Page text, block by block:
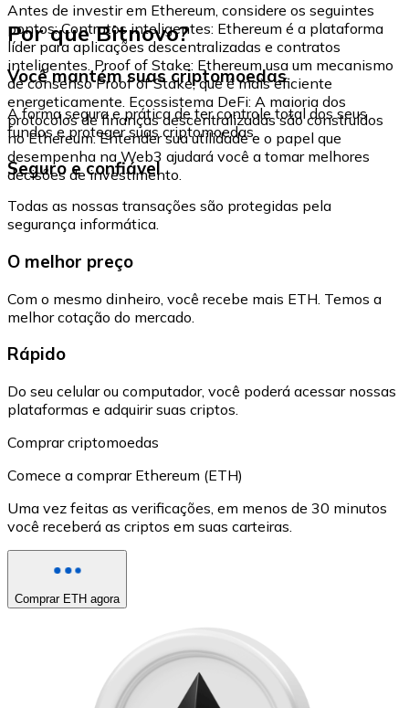
Antes de investir em Ethereum, considere os seguintes
pontos: Contratos inteligentes: Ethereum é a plataforma
líder para aplicações descentralizadas e contratos
inteligentes. Proof of Stake: Ethereum usa um mecanismo
de consenso Proof of Stake, que é mais eficiente
energeticamente. Ecossistema DeFi: A maioria dos
protocolos de finanças descentralizadas são construídos
no Ethereum. Entender sua utilidade e o papel que
desempenha na Web3 ajudará você a tomar melhores
decisões de investimento.
Por que Bitnovo?
Você mantém suas criptomoedas
A forma segura e prática de ter controle total dos seus
fundos e proteger suas criptomoedas.
Seguro e confiável
Todas as nossas transações são protegidas pela
segurança informática.
O melhor preço
Com o mesmo dinheiro, você recebe mais ETH. Temos a
melhor cotação do mercado.
Rápido
Do seu celular ou computador, você poderá acessar nossas
plataformas e adquirir suas criptos.
Comprar criptomoedas
Comece a comprar Ethereum (ETH)
Uma vez feitas as verificações, em menos de 30 minutos
você receberá as criptos em suas carteiras.
Comprar ETH agora